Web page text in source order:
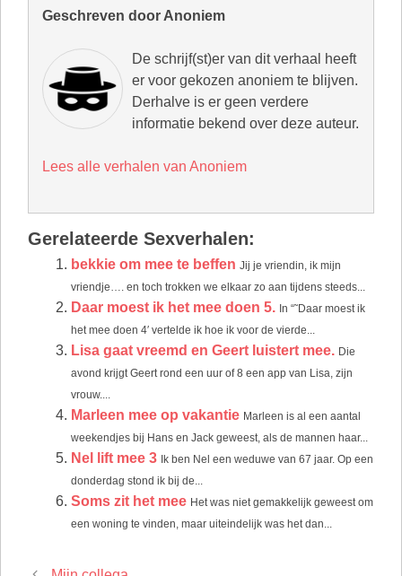
Geschreven door Anoniem
De schrijf(st)er van dit verhaal heeft
er voor gekozen anoniem te blijven.
Derhalve is er geen verdere
informatie bekend over deze auteur.
Lees alle verhalen van Anoniem
Gerelateerde Sexverhalen:
bekkie om mee te beffen Jij je vriendin, ik mijn
vriendje…. en toch trokken we elkaar zo aan tijdens steeds...
Daar moest ik het mee doen 5. In “˜Daar moest ik
het mee doen 4′ vertelde ik hoe ik voor de vierde...
Lisa gaat vreemd en Geert luistert mee. Die
avond krijgt Geert rond een uur of 8 een app van Lisa, zijn
vrouw....
Marleen mee op vakantie Marleen is al een aantal
weekendjes bij Hans en Jack geweest, als de mannen haar...
Nel lift mee 3 Ik ben Nel een weduwe van 67 jaar. Op een
donderdag stond ik bij de...
Soms zit het mee Het was niet gemakkelijk geweest om
een woning te vinden, maar uiteindelijk was het dan...